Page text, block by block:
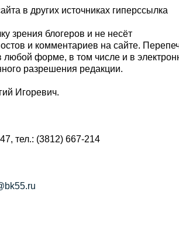
в других источниках гиперссылка
зрения блогеров и не несёт
и комментариев на сайте.
любой форме, в том числе и в
разрешения редакции.
Игоревич.
тел.: (3812) 667-214